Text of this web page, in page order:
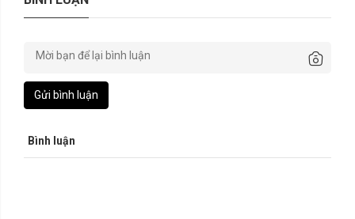
Gửi bình luận
Bình luận